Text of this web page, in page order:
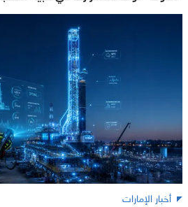
أخبار الإمارات